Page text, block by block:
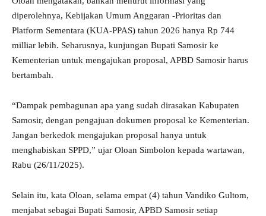
diperolehnya, Kebijakan Umum Anggaran -Prioritas dan
Platform Sementara (KUA-PPAS) tahun 2026 hanya Rp 744
milliar lebih. Seharusnya, kunjungan Bupati Samosir ke
Kementerian untuk mengajukan proposal, APBD Samosir harus
bertambah.
“Dampak pembagunan apa yang sudah dirasakan Kabupaten
Samosir, dengan pengajuan dokumen proposal ke Kementerian.
Jangan berkedok mengajukan proposal hanya untuk
menghabiskan SPPD,” ujar Oloan Simbolon kepada wartawan,
Rabu (26/11/2025).
Selain itu, kata Oloan, selama empat (4) tahun Vandiko Gultom,
menjabat sebagai Bupati Samosir, APBD Samosir setiap